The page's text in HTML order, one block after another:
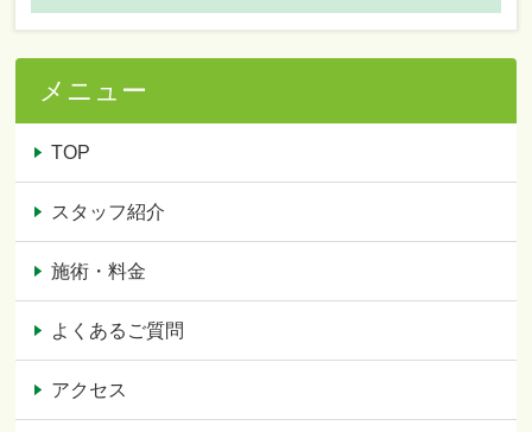
メニュー
TOP
スタッフ紹介
施術・料金
よくあるご質問
アクセス